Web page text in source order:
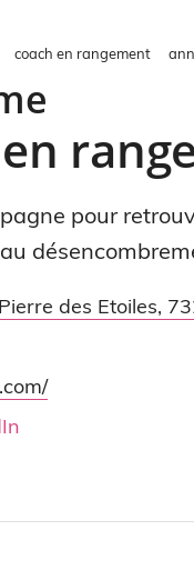
coach en rangement
pour
des Etoiles,